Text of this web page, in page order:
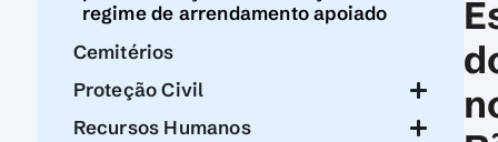
regime de arrendamento apoiado
Cemitérios
Proteção Civil
Recursos Humanos